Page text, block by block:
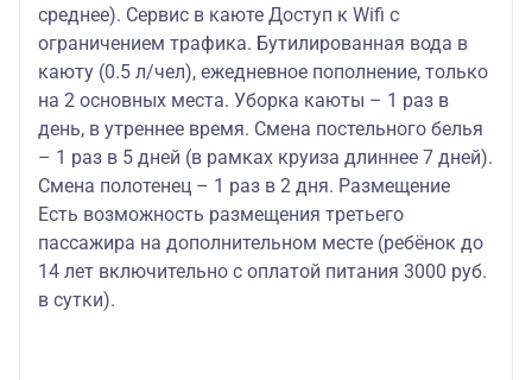
среднее). Сервис в каюте Доступ к Wifi с
ограничением трафика. Бутилированная вода в
каюту (0.5 л/чел), ежедневное пополнение, только
на 2 основных места. Уборка каюты – 1 раз в
день, в утреннее время. Смена постельного белья
– 1 раз в 5 дней (в рамках круиза длиннее 7 дней).
Смена полотенец – 1 раз в 2 дня. Размещение
Есть возможность размещения третьего
пассажира на дополнительном месте (ребёнок до
14 лет включительно с оплатой питания 3000 руб.
в сутки).